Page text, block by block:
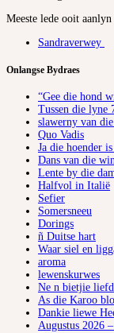
Meeste lede ooit aanlyn
Sandraverwey
Onlangse Bydraes
“Gee die hond
Tussen die lyne
slawerny van die
Quo Vadis
Ja die hoender
Dans van die
Lente by die
Halfvol in Italië
Sefier
Somersneeu
Dorings
ñ Duitse hart
Waar siel en
aroma
lewenskurwes
Ne n bietjie
As die Karoo
Dankie liewe
Augustus 2026